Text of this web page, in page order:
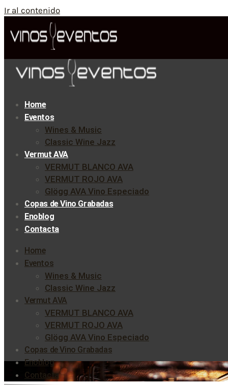
Ir al contenido
Home
Eventos
Wines & Music
Classic Wine Jazz
Vermut AVA
VERMUT BLANCO AVA
VERMUT ROJO AVA
Glögg AVA Vino Especiado
Copas de Vino Grabadas
Enoblog
Contacta
Home
Eventos
Wines & Music
Classic Wine Jazz
Vermut AVA
VERMUT BLANCO AVA
VERMUT ROJO AVA
Glögg AVA Vino Especiado
Copas de Vino Grabadas
Enoblog
Contacta